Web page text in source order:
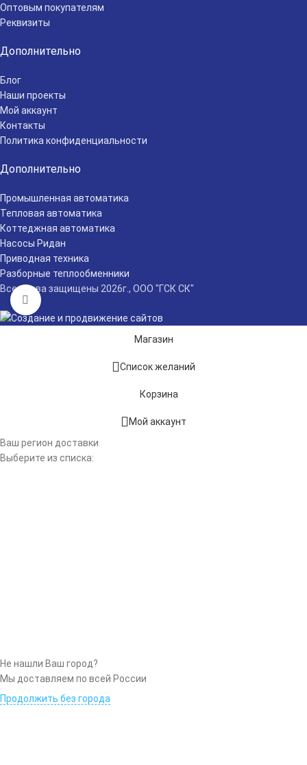
Нажмите, чтобы увеличить
Оптовым покупателям
Реквизиты
Дополнительно
Блог
Наши проекты
Мой аккаунт
Контакты
Политика конфиденциальности
Дополнительно
Промышленная автоматика
Тепловая автоматика
Коттеджная автоматика
Насосы Ридан
Приводная техника
Разборные теплообменники
Все права защищены 2026г., ООО "ГСК СК"
Магазин
Список желаний
Корзина
Мой аккаунт
Ваш регион доставки
Выберите из списка:
Не нашли Ваш город?
Мы доставляем по всей России
Продолжить без города